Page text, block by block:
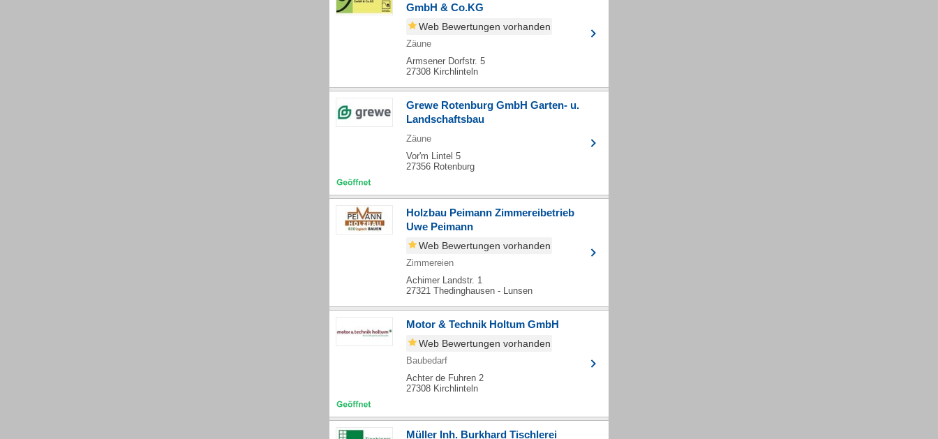
GmbH & Co.KG
Web Bewertungen vorhanden
Zäune
Armsener Dorfstr. 5
27308 Kirchlinteln
Grewe Rotenburg GmbH Garten- u.
Landschaftsbau
Zäune
Vor'm Lintel 5
27356 Rotenburg
Holzbau Peimann Zimmereibetrieb
Uwe Peimann
Web Bewertungen vorhanden
Zimmereien
Achimer Landstr. 1
27321 Thedinghausen - Lunsen
Motor & Technik Holtum GmbH
Web Bewertungen vorhanden
Baubedarf
Achter de Fuhren 2
27308 Kirchlinteln
Müller Inh. Burkhard Tischlerei